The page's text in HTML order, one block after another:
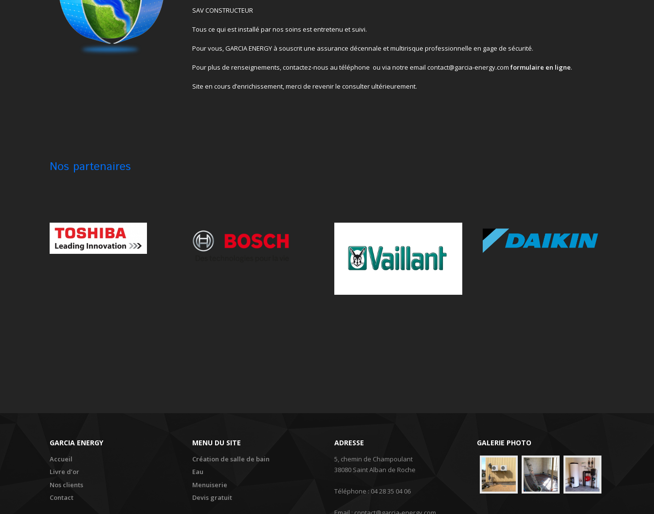
SAV CONSTRUCTEUR
Tous ce qui est installé par nos soins est entretenu et suivi.
Pour vous, GARCIA ENERGY à souscrit une assurance décennale et multirisque professionnelle en gage de sécurité.
Pour plus de renseignements, contactez-nous au téléphone ou via notre email contact@garcia-energy.com formulaire en ligne.
Site en cours d’enrichissement, merci de revenir le consulter ultérieurement.
Nos partenaires
GARCIA ENERGY
Accueil
Livre d’or
Nos clients
Contact
MENU DU SITE
Création de salle de bain
Eau
Menuiserie
Devis gratuit
ADRESSE
5, chemin de Champoulant
38080 Saint Alban de Roche
Téléphone : 04 28 35 04 06
GALERIE PHOTO